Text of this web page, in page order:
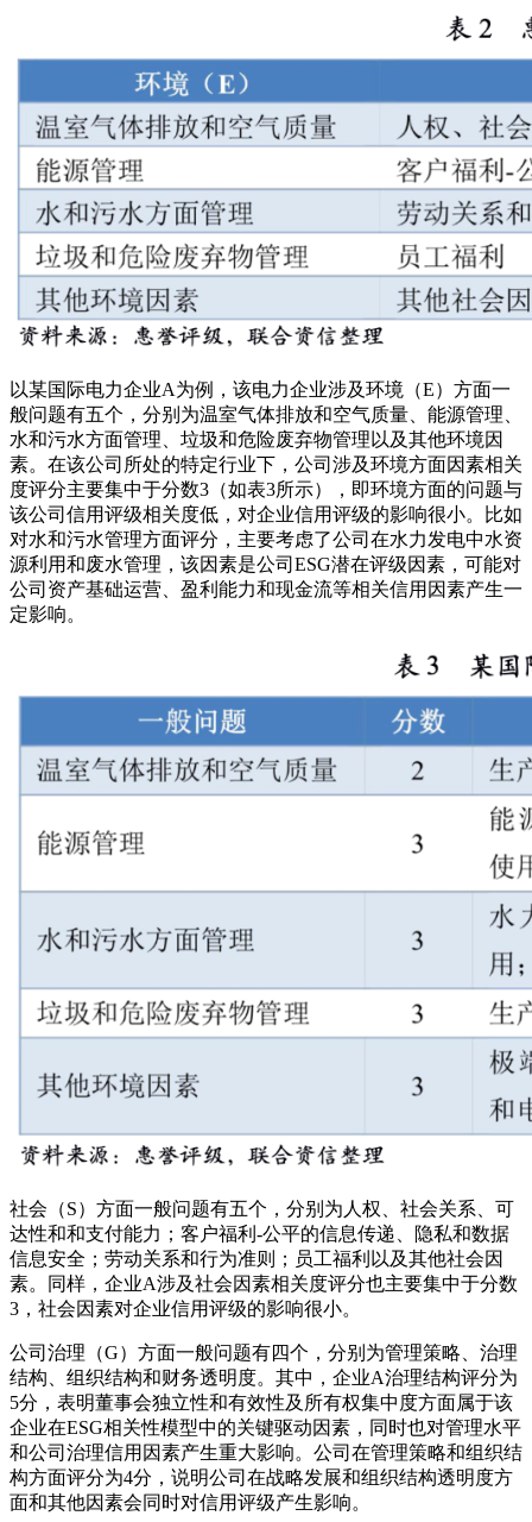
以某国际电力企业A为例，该电力企业涉及环境（E）方面一
般问题有五个，分别为温室气体排放和空气质量、能源管理、
水和污水方面管理、垃圾和危险废弃物管理以及其他环境因
素。在该公司所处的特定行业下，公司涉及环境方面因素相关
度评分主要集中于分数3（如表3所示），即环境方面的问题与
该公司信用评级相关度低，对企业信用评级的影响很小。比如
对水和污水管理方面评分，主要考虑了公司在水力发电中水资
源利用和废水管理，该因素是公司ESG潜在评级因素，可能对
公司资产基础运营、盈利能力和现金流等相关信用因素产生一
定影响。
社会（S）方面一般问题有五个，分别为人权、社会关系、可
达性和和支付能力；客户福利-公平的信息传递、隐私和数据
信息安全；劳动关系和行为准则；员工福利以及其他社会因
素。同样，企业A涉及社会因素相关度评分也主要集中于分数
3，社会因素对企业信用评级的影响很小。
公司治理（G）方面一般问题有四个，分别为管理策略、治理
结构、组织结构和财务透明度。其中，企业A治理结构评分为
5分，表明董事会独立性和有效性及所有权集中度方面属于该
企业在ESG相关性模型中的关键驱动因素，同时也对管理水平
和公司治理信用因素产生重大影响。公司在管理策略和组织结
构方面评分为4分，说明公司在战略发展和组织结构透明度方
面和其他因素会同时对信用评级产生影响。